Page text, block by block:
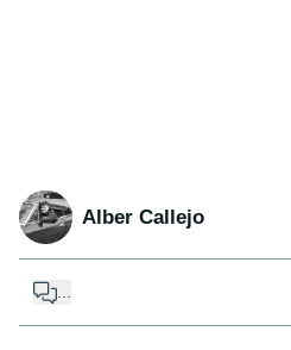
Alber Callejo